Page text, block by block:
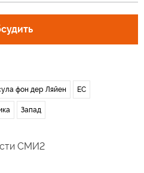
фон дер Ляйен ЕС
Запад
СМИ2